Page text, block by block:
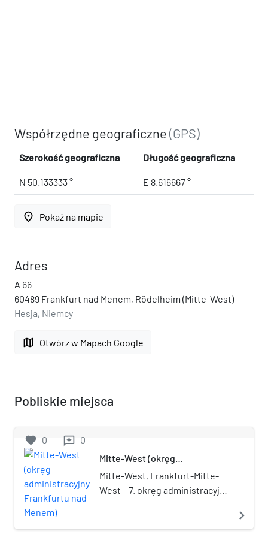
Współrzędne geograficzne(GPS)
Szerokość geograficzna Długość geograficzna
N 50.133333 ° E 8.616667 °
place Pokaż na mapie
Adres
A 66
60489 Frankfurt nad Menem, Rödelheim (Mitte-West)
Hesja, Niemcy
map Otwórz w Mapach Google
Pobliskie miejsca
favorite 0 reviews 0
Mitte-West (okręg
Menem)
Mitte-West, Frankfurt-Mitte-
West – 7. okręg administracyjny
związkowym Hesja, w
navigate_next